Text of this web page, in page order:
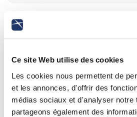
Ce site Web utilise des cookies
Les cookies nous permettent de
et les annonces, d'offrir des
médias sociaux et d'analyser notre
partageons également des